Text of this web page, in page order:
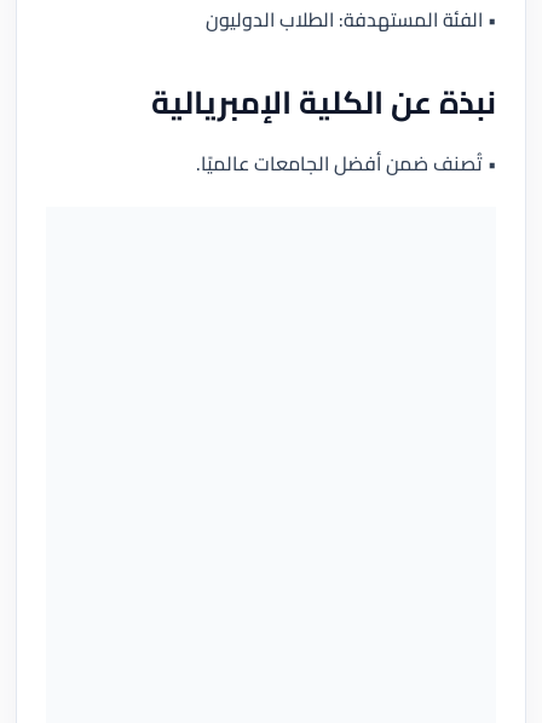
• الفئة المستهدفة: الطلاب الدوليون
نبذة عن الكلية الإمبريالية
• تُصنف ضمن أفضل الجامعات عالميًا.